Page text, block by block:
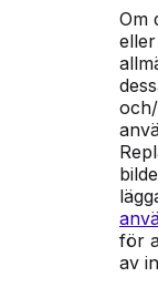
Om
för
av